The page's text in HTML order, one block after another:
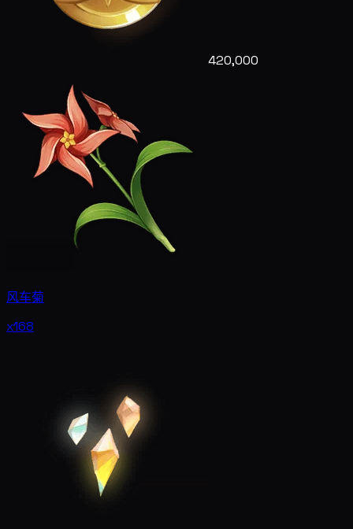
420,000
风车菊
x168